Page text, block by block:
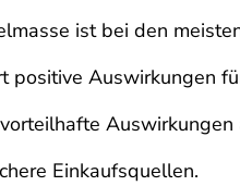
ist bei den
positive Auswirkungen
Einkaufsquellen.